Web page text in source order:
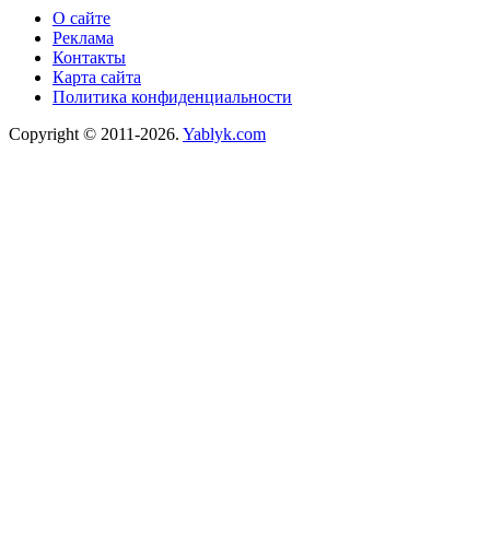
О сайте
Реклама
Контакты
Карта сайта
Политика конфиденциальности
Copyright © 2011-2026. Yablyk.сom